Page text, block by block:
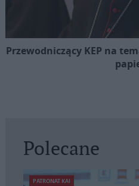
Przewodniczący KEP na
Polecane
PATRONAT KAI